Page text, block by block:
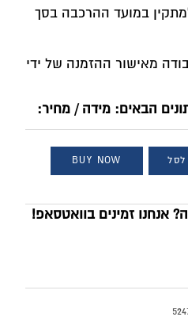
במועד ההרכבה בסך
עבודה מאישור ההזמנה של ידי
הבאים: מידה / מחיר:
BUY NOW
אנחנו זמינים בוואטסאפ!